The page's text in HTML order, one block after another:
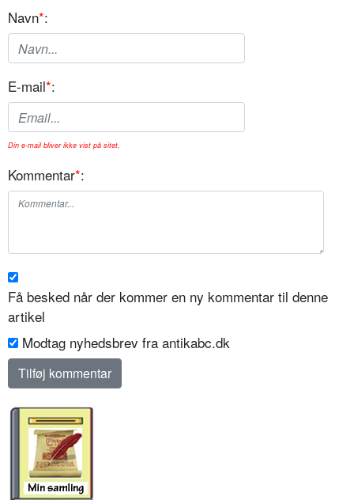
Navn*:
E-mail*:
Din e-mail bliver ikke vist på sitet.
Kommentar*:
Få besked når der kommer en ny kommentar til denne
artikel
Modtag nyhedsbrev fra antikabc.dk